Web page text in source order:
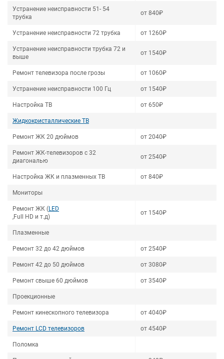
Устранение неисправности 51- 54
трубка
от 840₽
Устранение неисправности 72 трубка от 1260₽
Устранение неисправности трубка 72 и
выше
от 1540₽
Ремонт телевизора после грозы от 1060₽
Устранение неисправности 100 Гц от 1540₽
Настройка ТВ от 650₽
Жидкокристаллические ТВ
Ремонт ЖК 20 дюймов от 2040₽
Ремонт ЖК-телевизоров с 32
диагональю
от 2540₽
Настройка ЖК и плазменных ТВ от 840₽
Мониторы
Ремонт ЖК (LED
,Full HD и т.д)
от 1540₽
Плазменные
Ремонт 32 до 42 дюймов от 2540₽
Ремонт 42 до 50 дюймов от 3080₽
Ремонт свыше 60 дюймов от 3540₽
Проекционные
Ремонт кинескопного телевизора от 4040₽
Ремонт LCD телевизоров от 4540₽
Поломка